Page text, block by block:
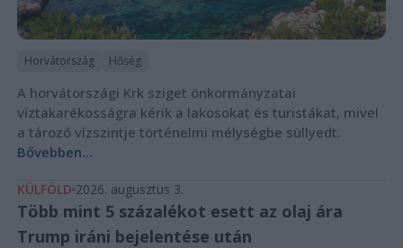
Horvátország Hőség
A horvátországi Krk sziget önkormányzatai
víztakarékosságra kérik a lakosokat és turistákat, mivel
a tározó vízszintje történelmi mélységbe süllyedt.
Bővebben...
KÜLFÖLD 2026. augusztus 3.
Több mint 5 százalékot esett az olaj ára
Trump iráni bejelentése után